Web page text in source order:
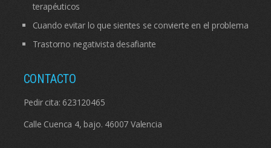
terapéuticos
Cuando evitar lo que sientes se convierte en el problema
Trastorno negativista desafiante
CONTACTO
Pedir cita: 623120465
Calle Cuenca 4, bajo. 46007 Valencia